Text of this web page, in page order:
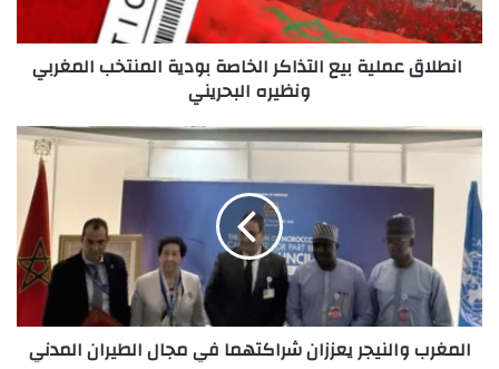
المغربي
ونظيره
البحريني
انطلاق عملية بيع التذاكر الخاصة بودية المنتخب المغربي
ونظيره البحريني
المغرب
يعززان
شراكتهما
في
مجال
الطيران
المدني
المغرب والنيجر يعززان شراكتهما في مجال الطيران المدني